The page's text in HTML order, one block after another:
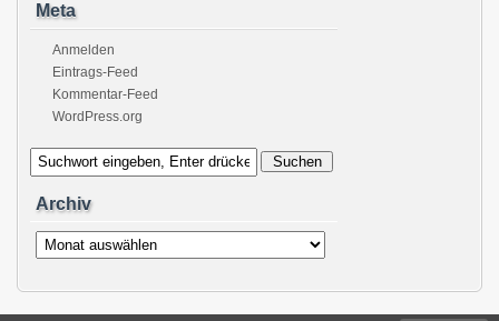
Meta
Anmelden
Eintrags-Feed
Kommentar-Feed
WordPress.org
Archiv
Archiv